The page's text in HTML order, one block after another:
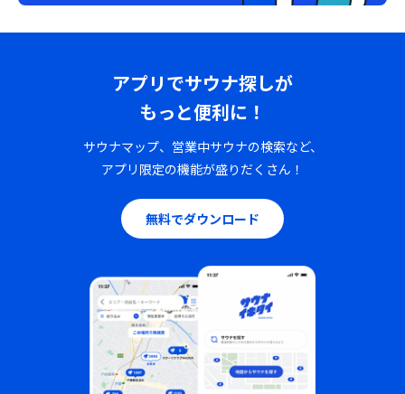
アプリでサウナ探しが
もっと便利に！
サウナマップ、営業中サウナの検索など、
アプリ限定の機能が盛りだくさん！
無料でダウンロード